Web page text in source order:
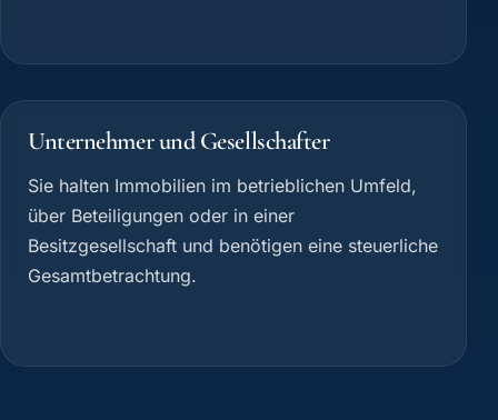
Unternehmer und Gesellschafter
Sie halten Immobilien im betrieblichen Umfeld,
über Beteiligungen oder in einer
Besitzgesellschaft und benötigen eine steuerliche
Gesamtbetrachtung.